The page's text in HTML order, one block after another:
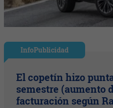
InfoPublicidad
El copetín hizo
semestre (aumento
facturación según